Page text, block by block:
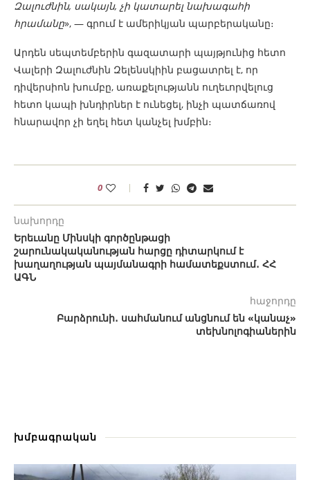
Զալուժնին, սակայն, չի կատարել նախագահի
հրամանը», — գրում է ամերիկյան պարբերականը։
Արդեն սեպտեմբերին գազատարի պայթյունից հետո
Վալերի Զալուժնին Զելենսկիին բացատրել է, որ
դիվերսիոն խումբը, առաքելությանն ուղեւորվելուց
հետո կապի խնդիրներ է ունեցել, ինչի պատճառով
հնարավոր չի եղել հետ կանչել խմբին։
0
նախորդը
Երեւանը Մինսկի գործընթացի
շարունակականության հարցը դիտարկում է
խաղաղության պայմանագրի համատեքստում․ ՀՀ
ԱԳՆ
հաջորդը
Բարձրունի․ սահմանում անցնում են «կանաչ»
տեխնոլոգիաներին
խմբագրական